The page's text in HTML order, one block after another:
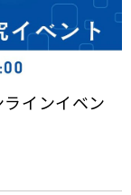
ラインイベン